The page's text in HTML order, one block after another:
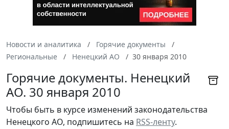
Новости и аналитика
Горячие документы
Региональные
Ненецкий АО 30 января 2010
Горячие документы. Ненецкий
АО. 30 января 2010
Чтобы быть в курсе изменений законодательства
Ненецкого АО, подпишитесь на RSS-ленту.